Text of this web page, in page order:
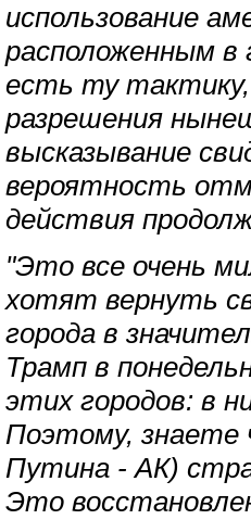
использование
расположенным в
есть ту тактику,
разрешения
высказывание
вероятность
действия
"Это все очень
хотят вернуть
города в
Трамп в
этих городов: в
Поэтому,
Путина - АК)
Это